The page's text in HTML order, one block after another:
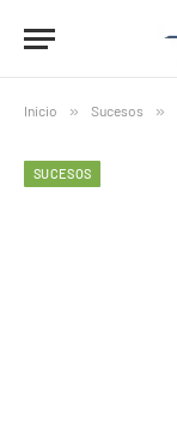
Inicio » Sucesos »
SUCESOS